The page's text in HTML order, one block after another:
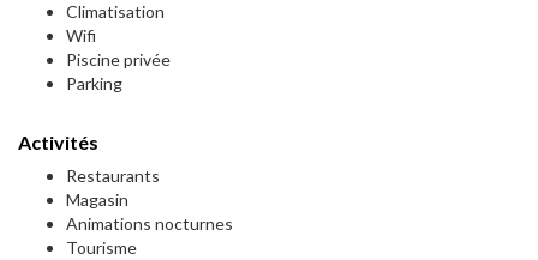
Climatisation
Wifi
Piscine privée
Parking
Activités
Restaurants
Magasin
Animations nocturnes
Tourisme